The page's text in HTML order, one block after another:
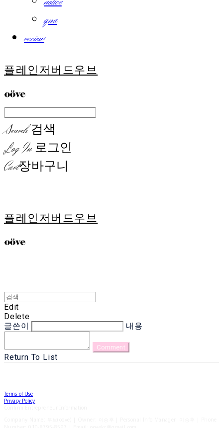
qna
review
플레인저버드우브
Search검색
Log In 로그인
Cart장바구니
플레인저버드우브
Edit
Delete
글쓴이
내용
Comment
Return To List
Terms of Use
Privacy Policy